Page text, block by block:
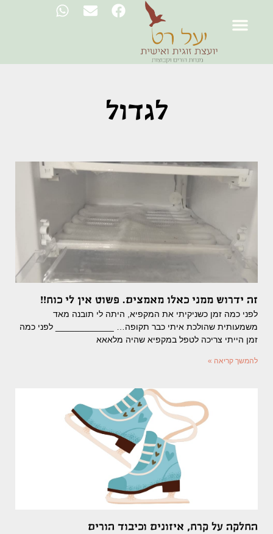
לגדול
זה ידרוש ממני כאלו מאמצים. פשוט אין לי כוח!!
לפני כמה זמן כשניקיתי את המקפיא, היתה לי תובנה מאד
משמעותית שהולכת איתי כבר תקופה… ____________ לפני כמה
זמן הייתי צריכה לטפל במקפיא שהיה מלאאא
להמשך קריאה »
החלקה על קרח, איזונים וכיבוד הורים